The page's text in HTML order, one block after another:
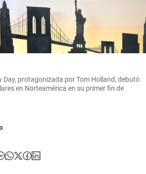
Day, protagonizada por Tom Holland, debutó
en Norteamérica en su primer fin de